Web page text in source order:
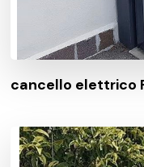
cancello elettrico